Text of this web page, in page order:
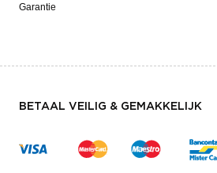
Garantie
BETAAL VEILIG & GEMAKKELIJK